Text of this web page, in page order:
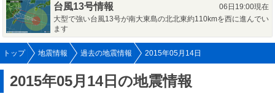
台風13号情報
06日19:00現在
大型で強い台風13号が南大東島の北北東約110kmを西に進んでい
ます
トップ 地震情報 過去の地震情報 2015年05月14日
2015年05月14日の地震情報